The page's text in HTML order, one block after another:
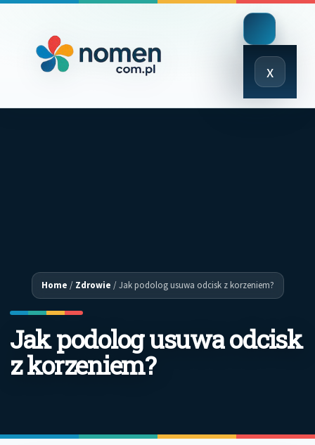
x
Close
Menu
Home / Zdrowie /Jak podolog usuwa odcisk z korzeniem?
Jak podolog usuwa odcisk
z korzeniem?